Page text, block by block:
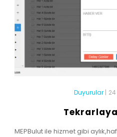
Duyurular|
MEPBulut ile hizmet gibi